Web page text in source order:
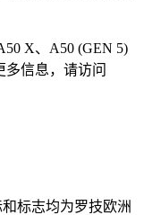
X、A50 (GEN 5)
信息，请访问
标志均为罗技欧洲